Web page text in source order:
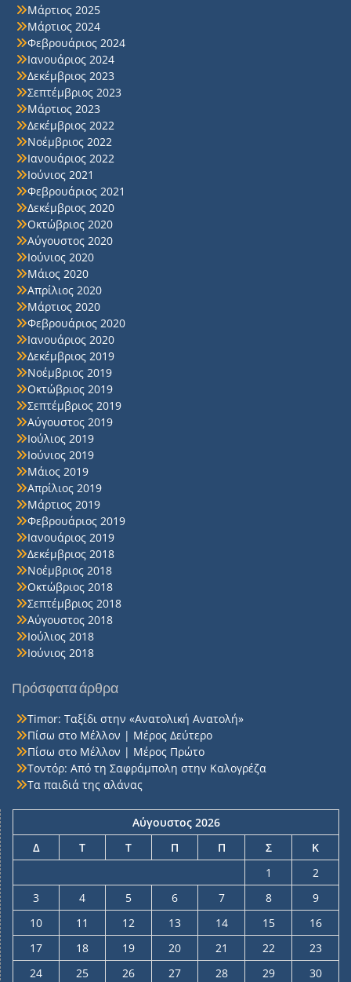
Μάρτιος 2025
Μάρτιος 2024
Φεβρουάριος 2024
Ιανουάριος 2024
Δεκέμβριος 2023
Σεπτέμβριος 2023
Μάρτιος 2023
Δεκέμβριος 2022
Νοέμβριος 2022
Ιανουάριος 2022
Ιούνιος 2021
Φεβρουάριος 2021
Δεκέμβριος 2020
Οκτώβριος 2020
Αύγουστος 2020
Ιούνιος 2020
Μάιος 2020
Απρίλιος 2020
Μάρτιος 2020
Φεβρουάριος 2020
Ιανουάριος 2020
Δεκέμβριος 2019
Νοέμβριος 2019
Οκτώβριος 2019
Σεπτέμβριος 2019
Αύγουστος 2019
Ιούλιος 2019
Ιούνιος 2019
Μάιος 2019
Απρίλιος 2019
Μάρτιος 2019
Φεβρουάριος 2019
Ιανουάριος 2019
Δεκέμβριος 2018
Νοέμβριος 2018
Οκτώβριος 2018
Σεπτέμβριος 2018
Αύγουστος 2018
Ιούλιος 2018
Ιούνιος 2018
Πρόσφατα άρθρα
Timor: Ταξίδι στην «Ανατολική Ανατολή»
Πίσω στο Μέλλον | Μέρος Δεύτερο
Πίσω στο Μέλλον | Μέρος Πρώτο
Τοντόρ: Από τη Σαφράμπολη στην Καλογρέζα
Τα παιδιά της αλάνας
Αύγουστος 2026
Δ
Τ Τ Π Π Σ
Κ
1
2
3
4 5 6 7 8
9
10
11 12 13 14 15
16
17
18 19 20 21 22
23
24
25 26 27 28 29
30